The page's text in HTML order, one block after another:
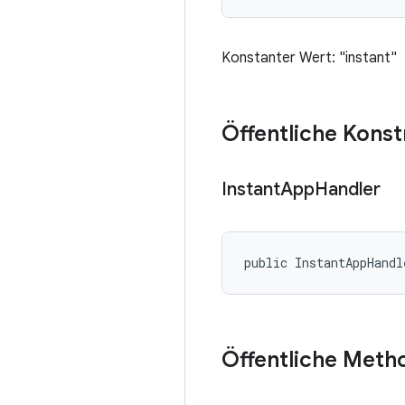
Konstanter Wert: "instant"
Öffentliche
InstantAppHandler
public
Öffentliche